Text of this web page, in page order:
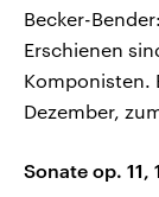
Becker-
Erschienen
Komponisten.
Dezember,
Sonate op. 11,